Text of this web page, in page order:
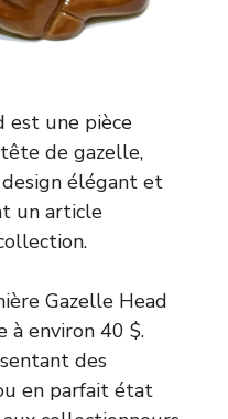
est une pièce
de gazelle,
élégant et
un article
Gazelle Head
à environ 40 $.
des
en parfait état